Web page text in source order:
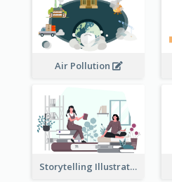
Air Pollution
Storytelling Illustration